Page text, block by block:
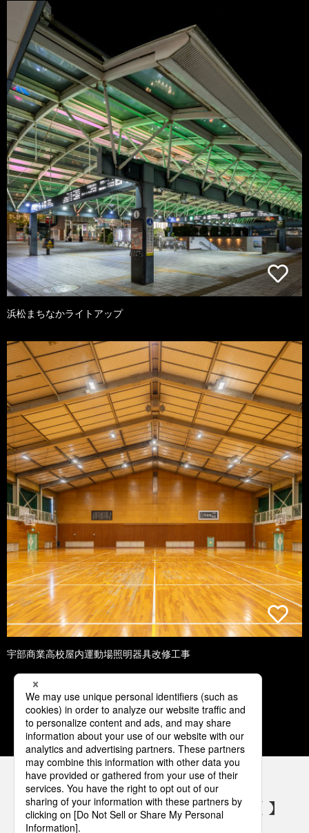
浜松まちなかライトアップ
宇部商業高校屋内運動場照明器具改修工事
1 2 3 4 5
パナソニックの電気設備 SNSアカウント